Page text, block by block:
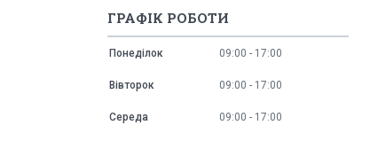
ГРАФІК РОБОТИ
Понеділок 09:00 17:00
Вівторок 09:00 17:00
Середа 09:00 17:00